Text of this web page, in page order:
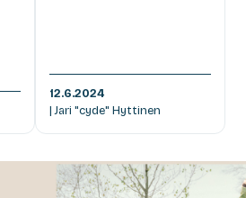
12.6.2024
| Jari "cyde" Hyttinen